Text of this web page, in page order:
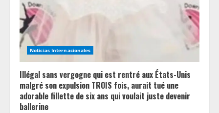
d
i
n
g
Noticias Internacionales
Illégal sans vergogne qui est rentré aux États-Unis
malgré son expulsion TROIS fois, aurait tué une
adorable fillette de six ans qui voulait juste devenir
ballerine